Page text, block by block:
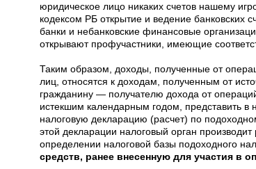
юридическое лицо никаких счетов нашему
кодексом РБ открытие и ведение банковских
банки и небанковские финансовые
открывают профучастники, имеющие
Таким образом, доходы, полученные от
лиц, относятся к доходам, полученным от
гражданину — получателю дохода от
истекшим календарным годом, представить в
налоговую декларацию (расчет) по
этой декларации налоговый орган
определении налоговой базы подоходного
средств, ранее внесенную для участия в